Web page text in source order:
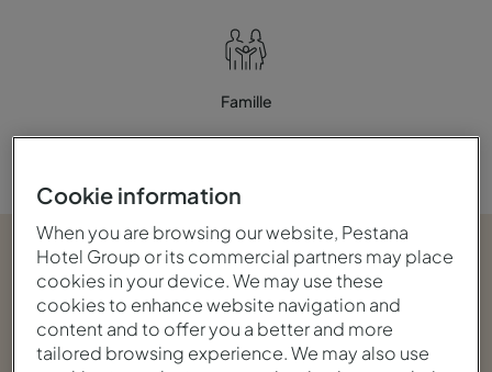
Famille
Cookie information
When you are browsing our website, Pestana
Hotel Group or its commercial partners may place
cookies in your device. We may use these
cookies to enhance website navigation and
content and to offer you a better and more
tailored browsing experience. We may also use